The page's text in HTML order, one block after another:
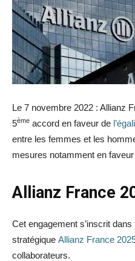
Le 7 novembre 2022 : Allianz
5ème accord en faveur de
entre les femmes et les
mesures notamment en
Allianz France
Cet engagement s’inscrit dans
stratégique Allianz France
collaborateurs.